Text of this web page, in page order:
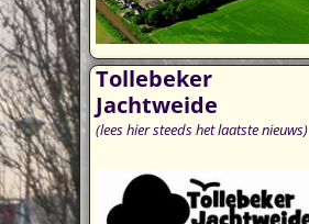
Tollebeker
Jachtweide
(lees hier steeds het laatste nieuws)